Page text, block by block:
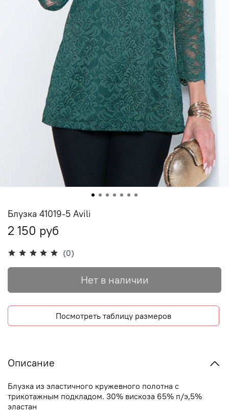
(0)
Блузка 41019-5 Avili
2 150 руб
Нет в наличии
Посмотреть таблицу размеров
Описание
Блузка из эластичного кружевного полотна с
трикотажным подкладом. 30% вискоза 65% п/э,5%
эластан